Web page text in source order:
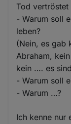
Tod vertröstet
- Warum soll
leben?
(Nein, es gab
Abraham,
kein …. es
- Warum soll
- Warum …?
Ich kenne nur